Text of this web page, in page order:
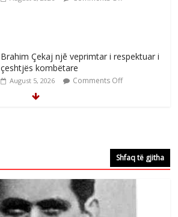
Brahim Çekaj njē veprimtar i respektuar i
çeshtjës kombëtare
August 5, 2026 Comments Off
e invalidëve në Fushë Kosovë
Comments Off
Çlirimtari Agron Gërvalla me takime pune
në atdhe të shoqerisë Levizja
Shfaq të gjitha